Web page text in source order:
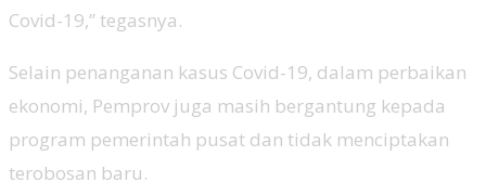
Covid-19,” tegasnya.
Selain penanganan kasus Covid-19, dalam perbaikan
ekonomi, Pemprov juga masih bergantung kepada
program pemerintah pusat dan tidak menciptakan
terobosan baru.